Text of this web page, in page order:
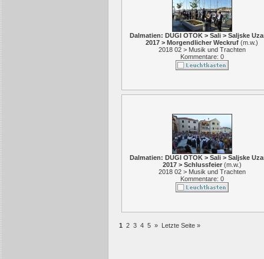
Dalmatien: DUGI OTOK > Sali > Saljske
2017 > Morgendlicher Weckruf (m.w.)
2018 02 > Musik und Trachten
Kommentare: 0
Dalmatien: DUGI OTOK > Sali > Saljske
2017 > Schlussfeier(m.w.)
2018 02 > Musik und Trachten
Kommentare: 0
1 2 3 4 5 » Letzte Seite »